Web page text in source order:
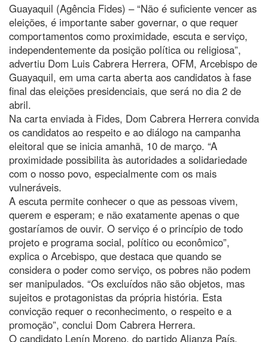
Guayaquil (Agência Fides) – “Não é suficiente vencer as
eleições, é importante saber governar, o que requer
comportamentos como proximidade, escuta e serviço,
independentemente da posição política ou religiosa”,
advertiu Dom Luis Cabrera Herrera, OFM, Arcebispo de
Guayaquil, em uma carta aberta aos candidatos à fase
final das eleições presidenciais, que será no dia 2 de
abril.
Na carta enviada à Fides, Dom Cabrera Herrera convida
os candidatos ao respeito e ao diálogo na campanha
eleitoral que se inicia amanhã, 10 de março. “A
proximidade possibilita às autoridades a solidariedade
com o nosso povo, especialmente com os mais
vulneráveis.
A escuta permite conhecer o que as pessoas vivem,
querem e esperam; e não exatamente apenas o que
gostaríamos de ouvir. O serviço é o princípio de todo
projeto e programa social, político ou econômico”,
explica o Arcebispo, que destaca que quando se
considera o poder como serviço, os pobres não podem
ser manipulados. “Os excluídos não são objetos, mas
sujeitos e protagonistas da própria história. Esta
convicção requer o reconhecimento, o respeito e a
promoção”, conclui Dom Cabrera Herrera.
O candidato Lenín Moreno, do partido Alianza País,